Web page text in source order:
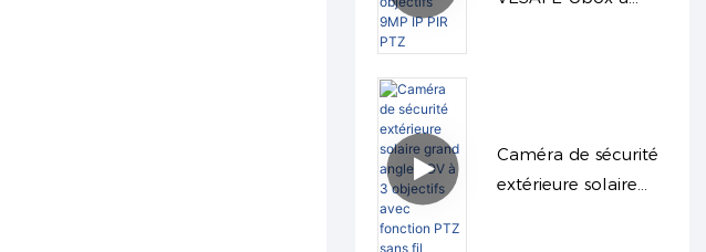
Caméra de sécurité
extérieure solaire